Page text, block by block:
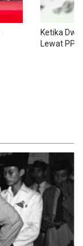
Ketika
Lewat PPKI